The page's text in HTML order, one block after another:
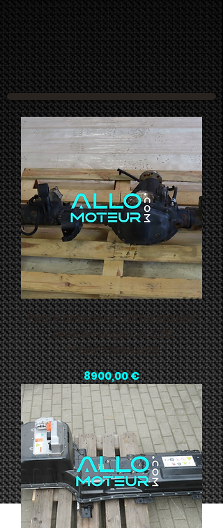
Ponte anteriore / differenziale
Jeep Wrangler JL 2.2D
TTOAF7254A2019
Prezzo
8900,00 €